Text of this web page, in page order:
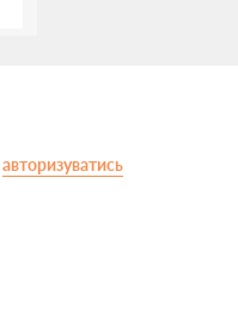
авторизуватись